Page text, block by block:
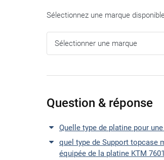
Sélectionnez une marque
Question & réponse
Quelle type de platine pour
quel type de Support topcase
équipée de la platine KTM